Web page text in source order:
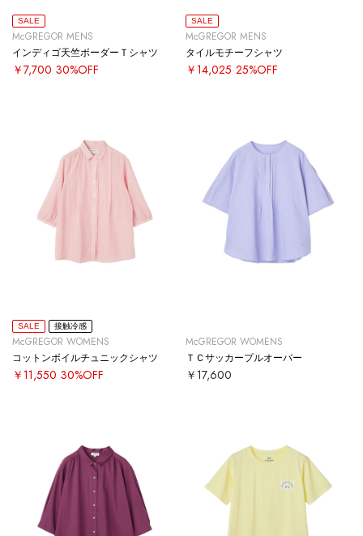
SALE
McGREGOR MENS
インディゴ天竺ボーダーＴシャツ
￥7,700 30%OFF
SALE
McGREGOR MENS
タイルモチーフシャツ
￥14,025 25%OFF
SALE 接触冷感
McGREGOR WOMENS
コットンボイルチュニックシャツ
￥11,550 30%OFF
McGREGOR WOMENS
ＴＣサッカープルオーバー
￥17,600